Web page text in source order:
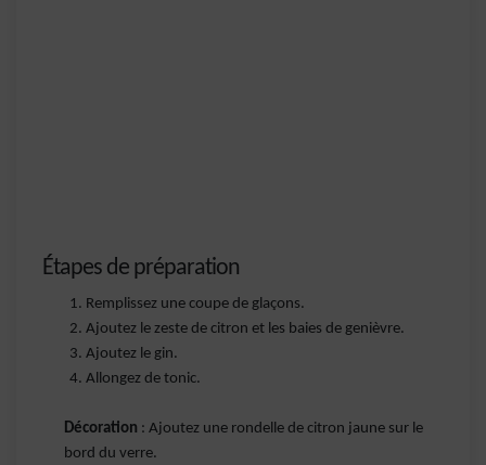
Étapes de préparation
Remplissez une coupe de glaçons.
Ajoutez le zeste de citron et les baies de genièvre.
Ajoutez le gin.
Allongez de tonic.
Décoration : Ajoutez une rondelle de citron jaune sur le
bord du verre.